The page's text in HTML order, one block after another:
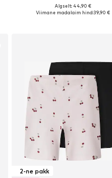
+ 2
Saadaval erinevates suurustes
Algselt: 44,90 €
Viimane madalaim hind:39,90 €
2-ne pakk